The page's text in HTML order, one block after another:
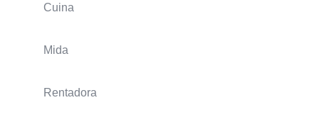
Cuina
Mida
Rentadora